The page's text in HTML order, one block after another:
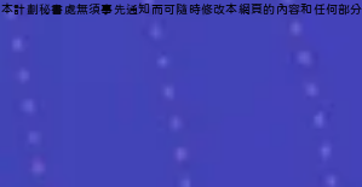
本計劃秘書處無須事先通知而可隨時修改本網頁的內容和任何部